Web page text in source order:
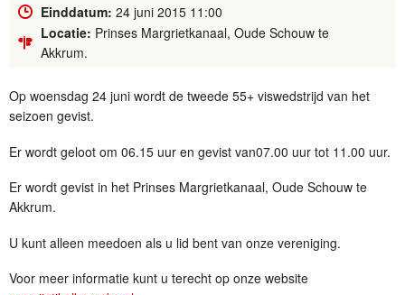
Einddatum: 24 juni 2015 11:00
Locatie: Prinses Margrietkanaal, Oude Schouw te
Akkrum.
Op woensdag 24 juni wordt de tweede 55+ viswedstrijd van het
seizoen gevist.
Er wordt geloot om 06.15 uur en gevist van07.00 uur tot 11.00 uur.
Er wordt gevist in het Prinses Margrietkanaal, Oude Schouw te
Akkrum.
U kunt alleen meedoen als u lid bent van onze vereniging.
Voor meer informatie kunt u terecht op onze website